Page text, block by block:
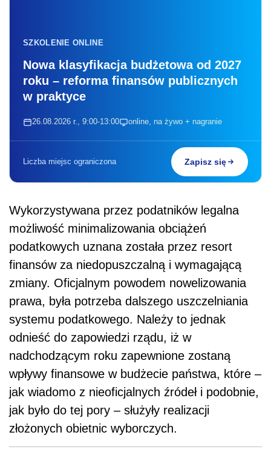
SZKOLENIE ONLINE
Nowa klasyfikacja budżetowa od 2027
roku – reforma finansów publicznych
w praktyce
26.08.2026 r., 9:00-13:00 online, na żywo + nagranie
Liczba miejsc ograniczona Zapisz się
Wykorzystywana przez podatników legalna
możliwość minimalizowania obciążeń
podatkowych uznana została przez resort
finansów za niedopuszczalną i wymagającą
zmiany. Oficjalnym powodem nowelizowania
prawa, była potrzeba dalszego uszczelniania
systemu podatkowego. Należy to jednak
odnieść do zapowiedzi rządu, iż w
nadchodzącym roku zapewnione zostaną
wpływy finansowe w budżecie państwa, które –
jak wiadomo z nieoficjalnych źródeł i podobnie,
jak było do tej pory – służyły realizacji
złożonych obietnic wyborczych.